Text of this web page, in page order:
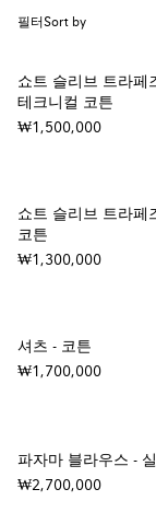
필터Sort by
쇼트 슬리브 트라페
테크니컬 코튼
₩1,500,000
쇼트 슬리브 트라페
코튼
₩1,300,000
셔츠 - 코튼
₩1,700,000
파자마 블라우스 -
₩2,700,000